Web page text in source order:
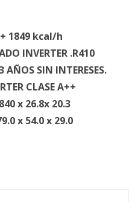
1849 kcal/h
INVERTER .R410
SIN INTERESES.
CLASE A++
x 26.8x 20.3
x 54.0 x 29.0